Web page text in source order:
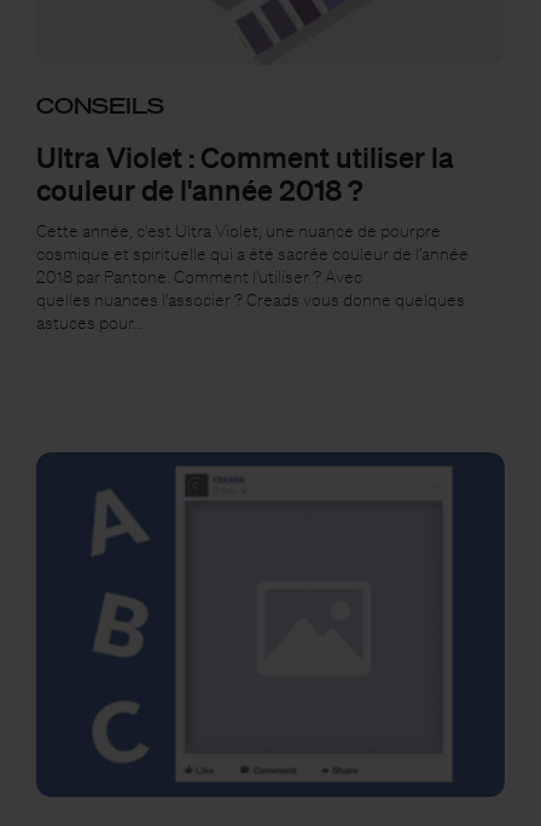
CONSEILS
Ultra Violet : Comment utiliser la
couleur de l'année 2018 ?
Cette année, c'est Ultra Violet, une nuance de pourpre
cosmique et spirituelle qui a été sacrée couleur de l’année
2018 par Pantone. Comment l'utiliser ? Avec
quelles nuances l'associer ? Creads vous donne quelques
astuces pour…